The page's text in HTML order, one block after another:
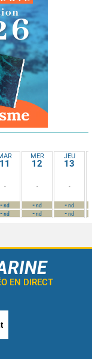
11
-
-nd
-nd
MER
12
-
-nd
-nd
JEU
13
-
-nd
-nd
EN DIRECT